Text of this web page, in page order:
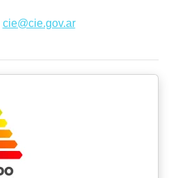
cie@cie.gov.ar